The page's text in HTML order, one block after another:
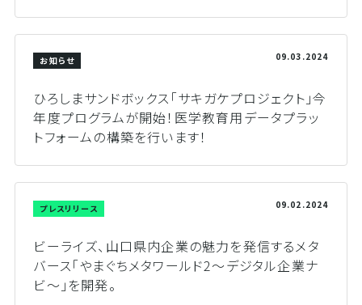
お知らせ 09.03.2024
ひろしまサンドボックス「サキガケプロジェクト」今
年度プログラムが開始！医学教育用データプラッ
トフォームの構築を行います！
プレスリリース 09.02.2024
ビーライズ、山口県内企業の魅力を発信するメタ
バース「やまぐちメタワールド2～デジタル企業ナ
ビ～」を開発。